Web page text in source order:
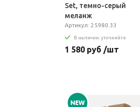
Set, темно-серый
меланж
Артикул: 25980.33
В наличии: уточняйте
1 580 руб /шт